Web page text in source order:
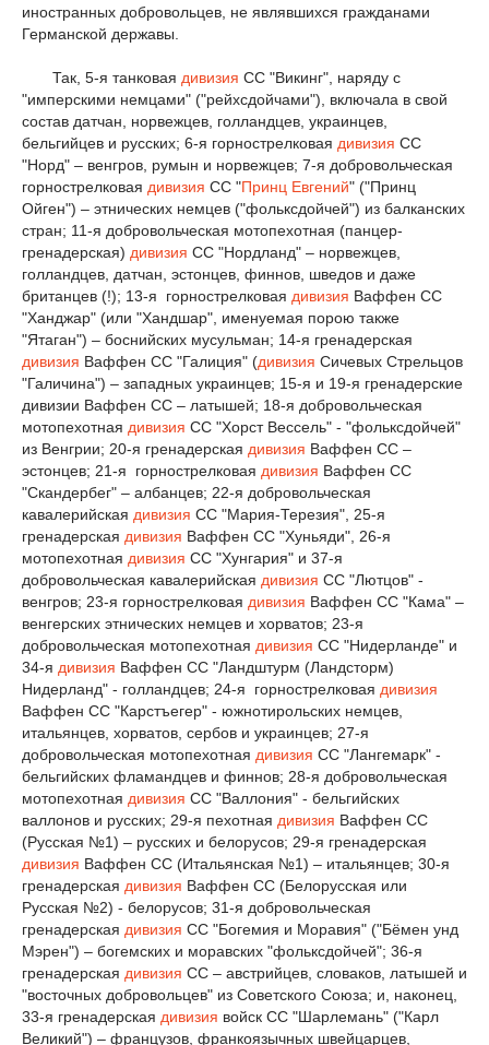
иностранных добровольцев, не являвшихся гражданами
Германской державы.
Так, 5-я танковая дивизия СС "Викинг", наряду с
"имперскими немцами" ("рейхсдойчами"), включала в свой
состав датчан, норвежцев, голландцев, украинцев,
бельгийцев и русских; 6-я горнострелковая дивизия СС
"Норд" – венгров, румын и норвежцев; 7-я добровольческая
горнострелковая дивизия СС "Принц Евгений" ("Принц
Ойген") – этнических немцев ("фольксдойчей") из балканских
стран; 11-я добровольческая мотопехотная (панцер-
гренадерская) дивизия СС "Нордланд" – норвежцев,
голландцев, датчан, эстонцев, финнов, шведов и даже
британцев (!); 13-я горнострелковая дивизия Ваффен СС
"Ханджар" (или "Хандшар", именуемая порою также
"Ятаган") – боснийских мусульман; 14-я гренадерская
дивизия Ваффен СС "Галиция" (дивизия Сичевых Стрельцов
"Галичина") – западных украинцев; 15-я и 19-я гренадерские
дивизии Ваффен СС – латышей; 18-я добровольческая
мотопехотная дивизия СС "Хорст Вессель" - "фольксдойчей"
из Венгрии; 20-я гренадерская дивизия Ваффен СС –
эстонцев; 21-я горнострелковая дивизия Ваффен СС
"Скандербег" – албанцев; 22-я добровольческая
кавалерийская дивизия СС "Мария-Терезия", 25-я
гренадерская дивизия Ваффен СС "Хуньяди", 26-я
мотопехотная дивизия СС "Хунгария" и 37-я
добровольческая кавалерийская дивизия СС "Лютцов" -
венгров; 23-я горнострелковая дивизия Ваффен СС "Кама" –
венгерских этнических немцев и хорватов; 23-я
добровольческая мотопехотная дивизия СС "Нидерланде" и
34-я дивизия Ваффен СС "Ландштурм (Ландсторм)
Нидерланд" - голландцев; 24-я горнострелковая дивизия
Ваффен СС "Карстъегер" - южнотирольских немцев,
итальянцев, хорватов, сербов и украинцев; 27-я
добровольческая мотопехотная дивизия СС "Лангемарк" -
бельгийских фламандцев и финнов; 28-я добровольческая
мотопехотная дивизия СС "Валлония" - бельгийских
валлонов и русских; 29-я пехотная дивизия Ваффен СС
(Русская №1) – русских и белорусов; 29-я гренадерская
дивизия Ваффен СС (Итальянская №1) – итальянцев; 30-я
гренадерская дивизия Ваффен СС (Белорусская или
Русская №2) - белорусов; 31-я добровольческая
гренадерская дивизия СС "Богемия и Моравия" ("Бёмен унд
Мэрен") – богемских и моравских "фольксдойчей"; 36-я
гренадерская дивизия СС – австрийцев, словаков, латышей и
"восточных добровольцев" из Советского Союза; и, наконец,
33-я гренадерская дивизия войск СС "Шарлемань" ("Карл
Великий") – французов, франкоязычных швейцарцев,